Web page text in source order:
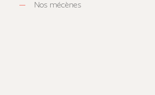
Nos mécènes